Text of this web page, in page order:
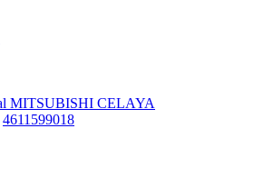
MITSUBISHI CELAYA
4611599018